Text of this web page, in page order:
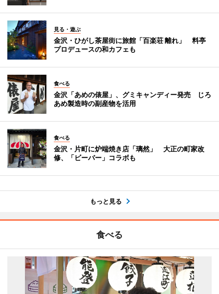
見る・遊ぶ
金沢・ひがし茶屋街に旅館「百楽荘 離れ」 料亭
プロデュースの和カフェも
食べる
金沢「あめの俵屋」、グミキャンディー発売 じろ
あめ製造時の副産物を活用
食べる
金沢・片町に炉端焼き店「璃然」 大正の町家改
修、「ビーバー」コラボも
もっと見る
食べる